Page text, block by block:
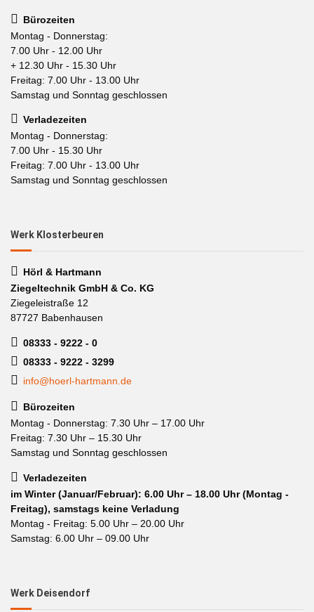
Bürozeiten
Montag - Donnerstag:
7.00 Uhr - 12.00 Uhr
+ 12.30 Uhr - 15.30 Uhr
Freitag: 7.00 Uhr - 13.00 Uhr
Samstag und Sonntag geschlossen
Verladezeiten
Montag - Donnerstag:
7.00 Uhr - 15.30 Uhr
Freitag: 7.00 Uhr - 13.00 Uhr
Samstag und Sonntag geschlossen
Werk Klosterbeuren
Hörl & Hartmann
Ziegeltechnik GmbH & Co. KG
Ziegeleistraße 12
87727 Babenhausen
08333 - 9222 - 0
08333 - 9222 - 3299
info@hoerl-hartmann.de
Bürozeiten
Montag - Donnerstag: 7.30 Uhr – 17.00 Uhr
Freitag: 7.30 Uhr – 15.30 Uhr
Samstag und Sonntag geschlossen
Verladezeiten
im Winter (Januar/Februar): 6.00 Uhr – 18.00 Uhr (Montag -
Freitag), samstags keine Verladung
Montag - Freitag: 5.00 Uhr – 20.00 Uhr
Samstag: 6.00 Uhr – 09.00 Uhr
Werk Deisendorf